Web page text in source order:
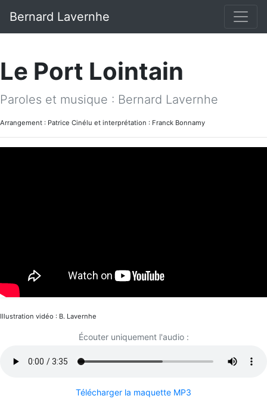
Bernard Lavernhe
Le Port Lointain
Paroles et musique : Bernard Lavernhe
Arrangement : Patrice Cinélu et interprétation : Franck Bonnamy
Illustration vidéo : B. Lavernhe
Écouter uniquement l'audio :
Télécharger la maquette MP3